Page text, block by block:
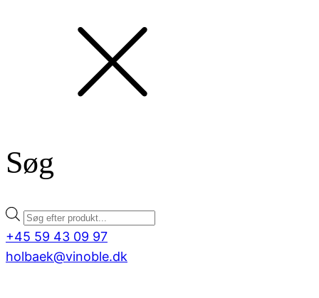
Søg
Products
search
+45 59 43 09 97
holbaek@vinoble.dk